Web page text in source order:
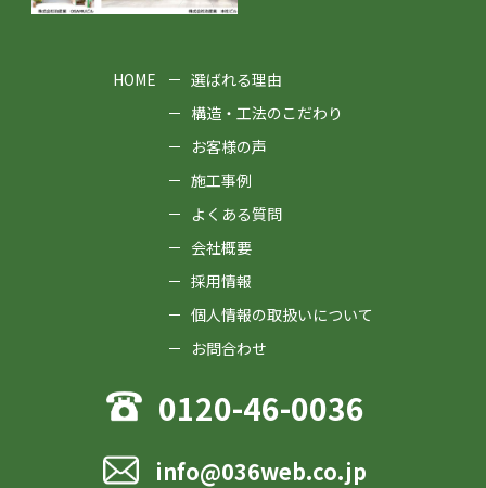
HOME
選ばれる理由
構造・工法のこだわり
お客様の声
施工事例
よくある質問
会社概要
採用情報
個人情報の取扱いについて
お問合わせ
0120-46-0036
info@036web.co.jp